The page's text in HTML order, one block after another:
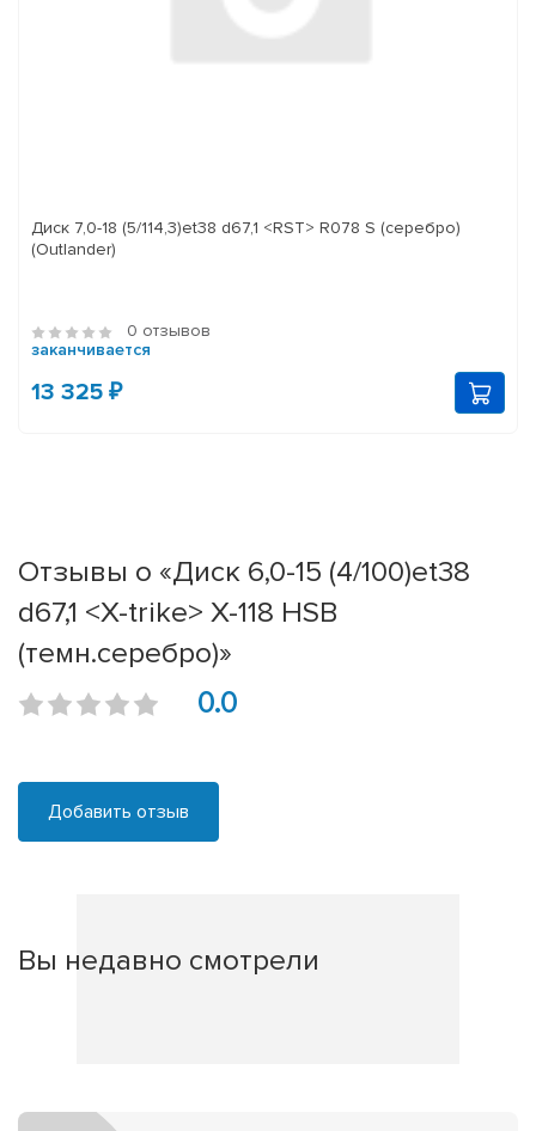
Диск 7,0-18 (5/114,3)et38 d67,1 <RST> R078 S (серебро)
(Outlander)
0 отзывов
заканчивается
13 325 ₽
Отзывы о «Диск 6,0-15 (4/100)et38
d67,1 <X-trike> X-118 HSB
(темн.серебро)»
0.0
Добавить отзыв
Вы недавно смотрели